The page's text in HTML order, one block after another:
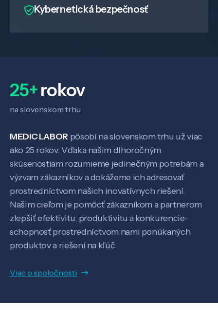
Kybernetická bezpečnosť
25+rokov
na slovenskom trhu
MEDIC LABOR pôsobí na slovenskom trhu už viac
ako 25 rokov. Vďaka našim dlhoročným
skúsenostiam rozumieme jedinečným potrebám a
výzvam zákazníkov a dokážeme ich adresovať
prostredníctvom našich inovatívnych riešení.
Našim cieľom je pomôcť zákazníkom a partnerom
zlepšiť efektivitu, produktivitu a konkurencie-
schopnosť prostredníctvom nami ponúkaných
produktov a riešení na kľúč.
Viac o spoločnosti